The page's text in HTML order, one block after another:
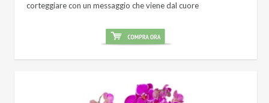
corteggiare con un messaggio che viene dal cuore